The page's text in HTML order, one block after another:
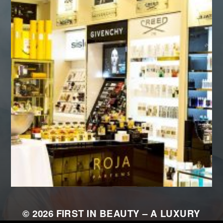
© 2026 FIRST IN BEAUTY – A LUXURY